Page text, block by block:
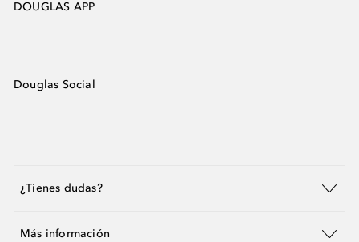
DOUGLAS APP
Douglas Social
¿Tienes dudas?
Más información